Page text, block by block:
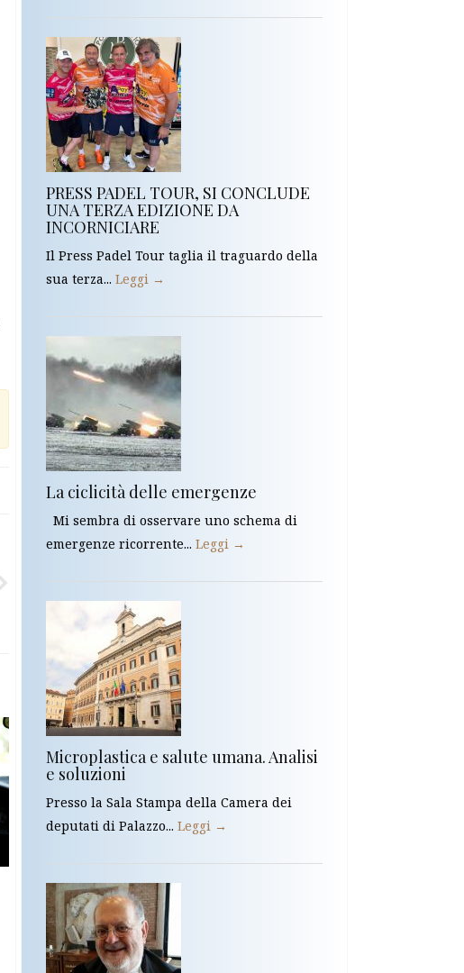
PRESS PADEL TOUR, SI CONCLUDE
UNA TERZA EDIZIONE DA
INCORNICIARE
Il Press Padel Tour taglia il traguardo della
sua terza... Leggi →
La ciclicità delle emergenze
Mi sembra di osservare uno schema di
emergenze ricorrente... Leggi →
Microplastica e salute umana. Analisi
e soluzioni
Presso la Sala Stampa della Camera dei
deputati di Palazzo... Leggi →